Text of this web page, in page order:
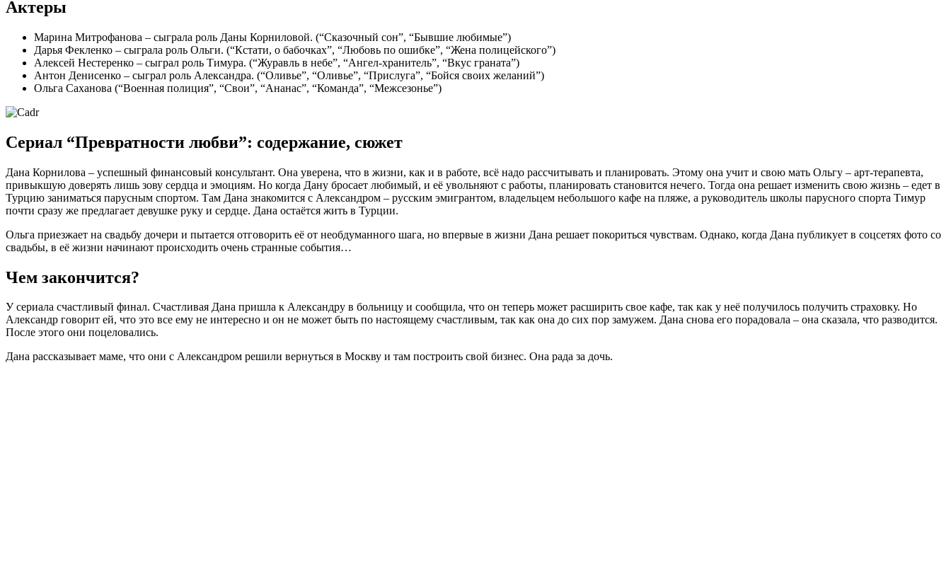
Актеры
Марина Митрофанова – сыграла роль Даны Корниловой. (“Сказочный сон”, “Бывшие любимые”)
Дарья Фекленко – сыграла роль Ольги. (“Кстати, о бабочках”, “Любовь по ошибке”, “Жена полицейского”)
Алексей Нестеренко – сыграл роль Тимура. (“Журавль в небе”, “Ангел-хранитель”, “Вкус граната”)
Антон Денисенко – сыграл роль Александра. (“Оливье”, “Оливье”, “Прислуга”, “Бойся своих желаний”)
Ольга Саханова (“Военная полиция”, “Свои”, “Ананас”, “Команда”, “Межсезонье”)
Сериал “Превратности любви”: содержание, сюжет
Дана Корнилова – успешный финансовый консультант. Она уверена, что в жизни, как и в работе, всё надо рассчитывать и планировать. Этому она учит и свою мать Ольгу – арт-терапевта,
привыкшую доверять лишь зову сердца и эмоциям. Но когда Дану бросает любимый, и её увольняют с работы, планировать становится нечего. Тогда она решает изменить свою жизнь – едет в
Турцию заниматься парусным спортом. Там Дана знакомится с Александром – русским эмигрантом, владельцем небольшого кафе на пляже, а руководитель школы парусного спорта Тимур
почти сразу же предлагает девушке руку и сердце. Дана остаётся жить в Турции.
Ольга приезжает на свадьбу дочери и пытается отговорить её от необдуманного шага, но впервые в жизни Дана решает покориться чувствам. Однако, когда Дана публикует в соцсетях фото со
свадьбы, в её жизни начинают происходить очень странные события…
Чем закончится?
У сериала счастливый финал. Счастливая Дана пришла к Александру в больницу и сообщила, что он теперь может расширить свое кафе, так как у неё получилось получить страховку. Но
Александр говорит ей, что это все ему не интересно и он не может быть по настоящему счастливым, так как она до сих пор замужем. Дана снова его порадовала – она сказала, что разводится.
После этого они поцеловались.
Дана рассказывает маме, что они с Александром решили вернуться в Москву и там построить свой бизнес. Она рада за дочь.